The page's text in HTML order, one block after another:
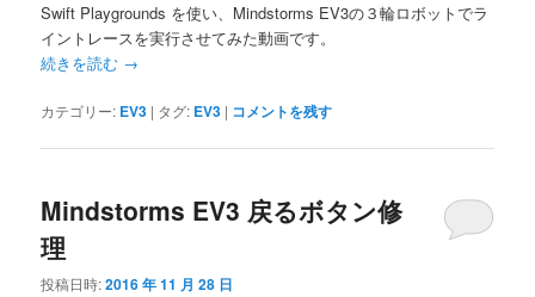
Swift Playgrounds を使い、Mindstorms EV3の３輪ロボットでラ
イントレースを実行させてみた動画です。
続きを読む →
カテゴリー: EV3 | タグ: EV3 | コメントを残す
Mindstorms EV3 戻るボタン修
理
投稿日時:2016 年 11 月 28 日